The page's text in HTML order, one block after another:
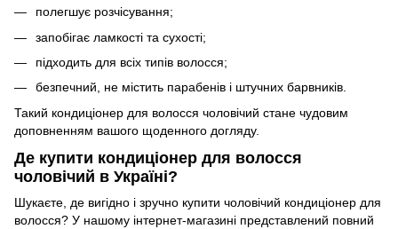
полегшує розчісування;
запобігає ламкості та сухості;
підходить для всіх типів волосся;
безпечний, не містить парабенів і штучних барвників.
Такий кондиціонер для волосся чоловічий стане чудовим
доповненням вашого щоденного догляду.
Де купити кондиціонер для волосся
чоловічий в Україні?
Шукаєте, де вигідно і зручно купити чоловічий кондиціонер для
волосся? У нашому інтернет-магазині представлений повний